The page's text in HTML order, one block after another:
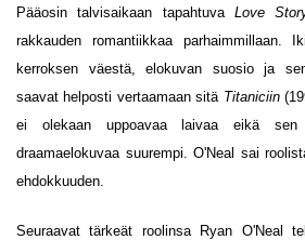
Pääosin talvisaikaan tapahtuva Love
rakkauden romantiikkaa parhaimmillaan.
kerroksen väestä, elokuvan suosio ja
saavat helposti vertaamaan sitä Titaniciin
ei olekaan uppoavaa laivaa eikä
draamaelokuvaa suurempi. O'Neal sai
ehdokkuuden.
Seuraavat tärkeät roolinsa Ryan O'Neal